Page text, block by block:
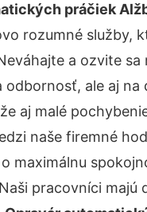
práčiek
rozumné služby,
a ozvite sa
odbornosť, ale aj
aj malé
naše firemné
maximálnu
pracovníci majú